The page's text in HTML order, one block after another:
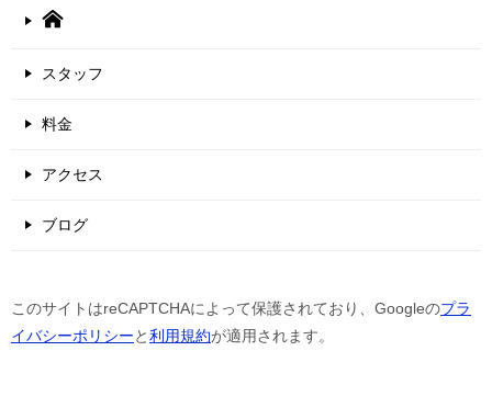
スタッフ
料金
アクセス
ブログ
このサイトはreCAPTCHAによって保護されており、Googleのプラ
イバシーポリシーと利用規約が適用されます。